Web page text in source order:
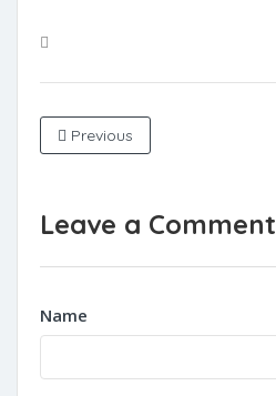
Previous
Leave a Comment
Name